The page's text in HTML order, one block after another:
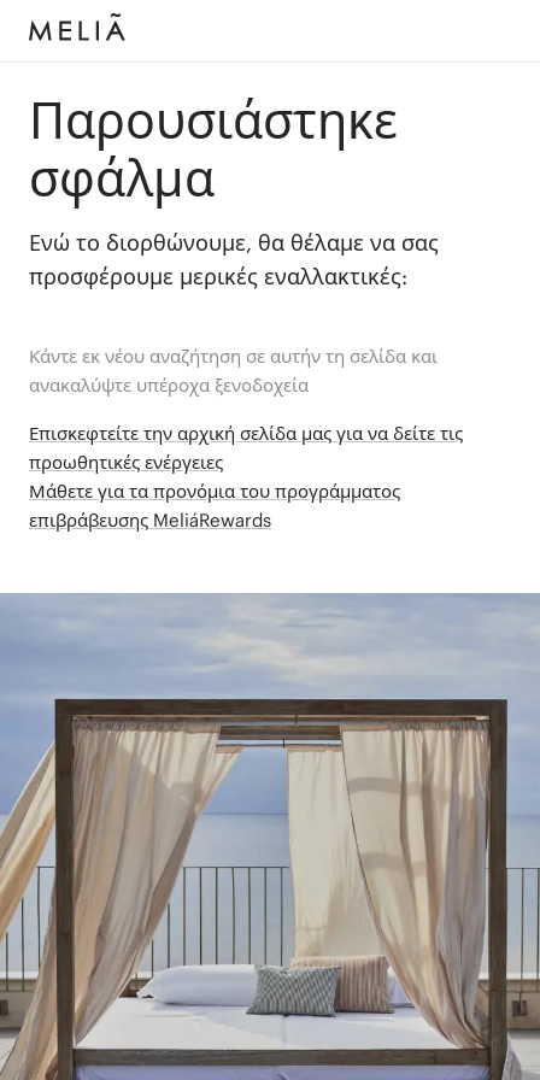
Παρουσιάστηκε
σφάλμα
Ενώ το διορθώνουμε, θα θέλαμε να σας
προσφέρουμε μερικές εναλλακτικές:
Κάντε εκ νέου αναζήτηση σε αυτήν τη σελίδα και
ανακαλύψτε υπέροχα ξενοδοχεία
Επισκεφτείτε την αρχική σελίδα μας για να δείτε τις
προωθητικές ενέργειες
Μάθετε για τα προνόμια του προγράμματος
επιβράβευσης MeliáRewards